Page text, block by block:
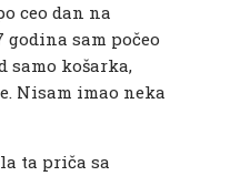
ceo dan na
godina sam počeo
samo košarka,
Nisam imao neka
ta priča sa